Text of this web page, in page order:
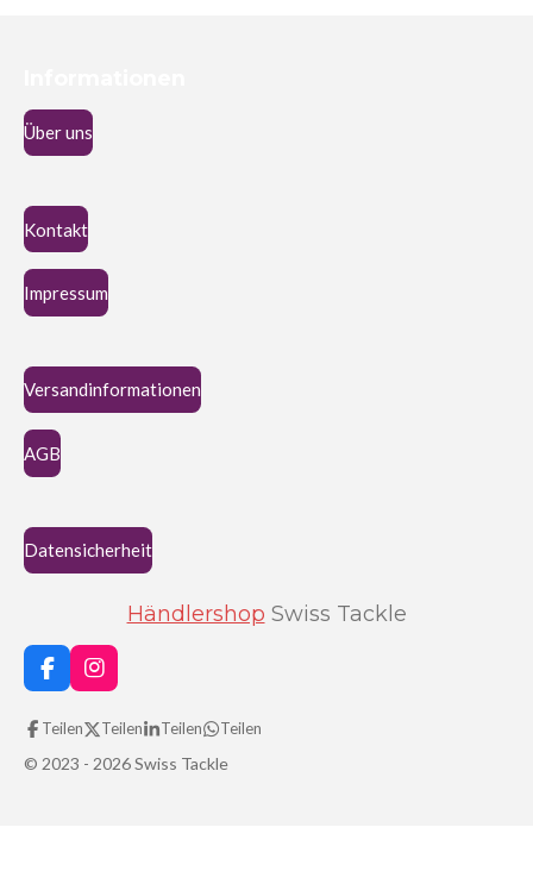
Über uns
Kontakt
Impressum
Versandinformationen
AGB
Datensicherheit
Händlershop Swiss Tackle
F
a
c
e
b
I
n
s
t
a
Teilen Teilen Teilen Teilen
© 2023 - 2026 Swiss Tackle